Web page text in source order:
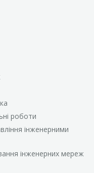
роботи
інженерними
інженерних мереж